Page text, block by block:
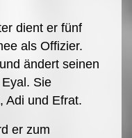
dient er fünf
als Offizier.
ändert seinen
Sie
Adi und Efrat.
er zum